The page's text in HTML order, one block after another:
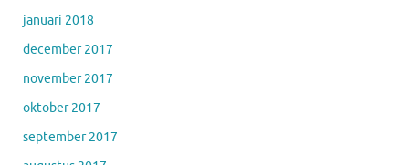
januari 2018
december 2017
november 2017
oktober 2017
september 2017